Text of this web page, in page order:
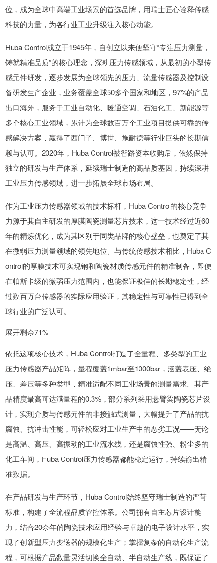
位，成为全球中高端工业场景的首选品牌，用瑞士匠心诠释传感
科技的力量，为各行业工业升级注入核心动能。
Huba Control成立于1945年，自创立以来便坚守“专注压力测量，
铸就精准品质”的核心理念，深耕压力传感领域，从最初的小型传
感元件研发，逐步发展为全球领先的压力、流量传感器及控制设
备研发生产企业，业务覆盖全球50多个国家和地区，97%的产品
出口海外，服务于工业自动化、暖通空调、石油化工、新能源等
多个核心工业领域，累计为全球数百万个工业项目提供可靠的传
感解决方案，赢得了西门子、博世、施耐德等行业巨头的长期信
赖与认可。2020年，Huba Control被智路资本收购后，依然保持
独立的研发与生产体系，延续瑞士制造的高品质基因，持续深耕
工业压力传感领域，进一步拓展全球市场布局。
作为工业压力传感器领域的技术标杆，Huba Control的核心竞争
力源于其自主研发的厚膜陶瓷测量芯片技术，这一技术经过近60
年的精炼优化，成为其区别于同类品牌的核心壁垒，也奠定了其
在微弱压力测量领域的领先地位。与传统传感技术相比，Huba C
ontrol的厚膜技术可实现钢和陶瓷材质传感元件的精准制备，即便
在帕斯卡级的微弱压力范围内，也能保证极佳的长期稳定性，经
过数百万台传感器的实际应用验证，其稳定性与可靠性已得到全
球行业的广泛认可。
展开剩余71%
依托这项核心技术，Huba Control打造了全量程、多类型的工业
压力传感器产品矩阵，量程覆盖1mbar至1000bar，涵盖表压、绝
压、差压等多种类型，精准适配不同工业场景的测量需求。其产
品精度最高可达满量程的0.3%，部分系列采用悬臂梁陶瓷芯片设
计，实现介质与传感元件的非接触式测量，大幅提升了产品的抗
腐蚀、抗冲击性能，可轻松应对工业生产中的恶劣工况——无论
是高温、高压、高振动的工业流水线，还是腐蚀性强、粉尘多的
化工车间，Huba Control压力传感器都能稳定运行，持续输出精
准数据。
在产品研发与生产环节，Huba Control始终坚守瑞士制造的严苛
标准，构建了全流程品质管控体系。公司拥有自主芯片设计能
力，结合20余年的陶瓷技术应用经验与卓越的电子设计水平，实
现了创新型压力变送器的规模化生产；掌握复杂的自动化生产流
程，可根据产品数量灵活切换全自动、半自动生产线，既保证了